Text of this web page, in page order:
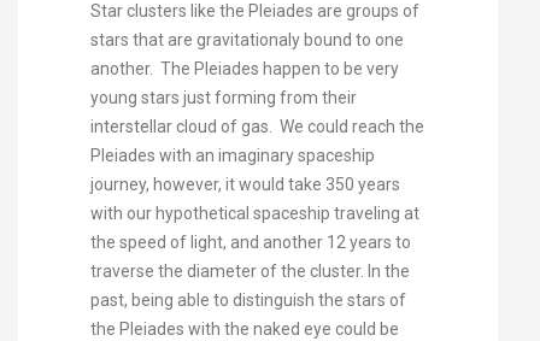
Star clusters like the Pleiades are groups of
stars that are gravitationaly bound to one
another. The Pleiades happen to be very
young stars just forming from their
interstellar cloud of gas. We could reach the
Pleiades with an imaginary spaceship
journey, however, it would take 350 years
with our hypothetical spaceship traveling at
the speed of light, and another 12 years to
traverse the diameter of the cluster. In the
past, being able to distinguish the stars of
the Pleiades with the naked eye could be